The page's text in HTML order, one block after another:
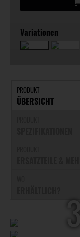
Variationen
PRODUKT
ÜBERSICHT